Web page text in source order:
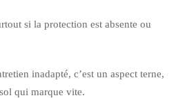
si la protection est absente ou
inadapté, c’est un aspect terne,
qui marque vite.